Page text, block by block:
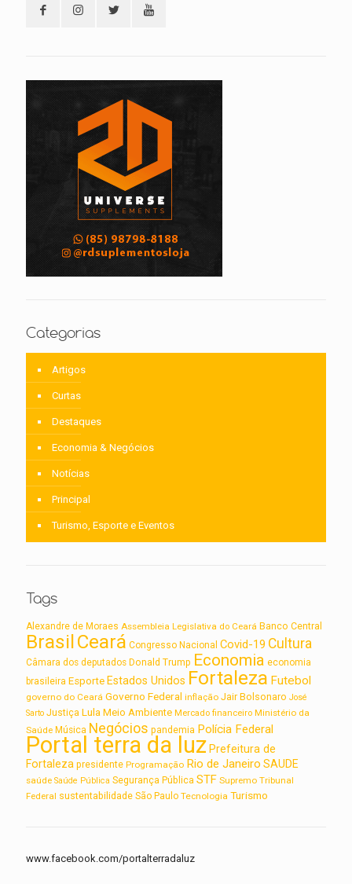
Categorias
Artigos
Curtas
Destaques
Economia & Negócios
Notícias
Principal
Turismo, Esporte e Eventos
Tags
Alexandre de Moraes Assembleia Legislativa do Ceará Banco Central
BrasilCeará Congresso Nacional Covid-19 Cultura
Câmara dos deputados Donald Trump Economia economia
brasileira Esporte Estados Unidos Fortaleza Futebol
governo do Ceará Governo Federal inflação Jair Bolsonaro José
Sarto Justiça Lula Meio Ambiente Mercado financeiro Ministério da
Saúde Música Negócios pandemia Polícia Federal
Portal terra da luz Prefeitura de
Fortaleza presidente Programação Rio de Janeiro SAUDE
saúde Saúde Pública Segurança Pública STF Supremo Tribunal
Federal sustentabilidade São Paulo Tecnologia Turismo
www.facebook.com/portalterradaluz